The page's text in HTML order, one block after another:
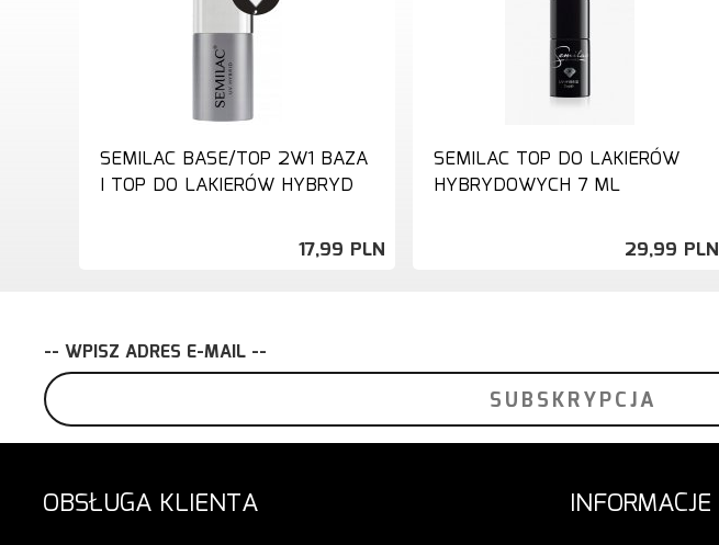
SEMILAC BASE/TOP 2W1 BAZA
I TOP DO LAKIERÓW HYBRYD
17,99 PLN
SEMILAC TOP DO LAKIERÓW
HYBRYDOWYCH 7 ML
29,99 PLN
-- WPISZ ADRES E-MAIL --
OBSŁUGA KLIENTA INFORMACJE